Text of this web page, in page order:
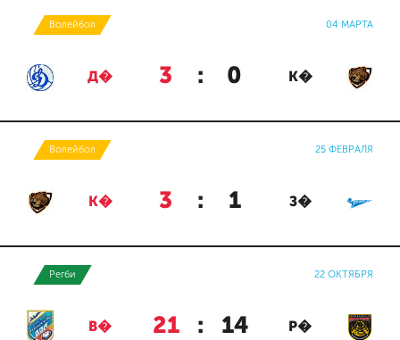
Волейбол 04 МАРТА
Д� 3 : 0 К�
Волейбол 25 ФЕВРАЛЯ
К� 3 : 1 З�
Регби 22 ОКТЯБРЯ
В� 21 : 14 Р�